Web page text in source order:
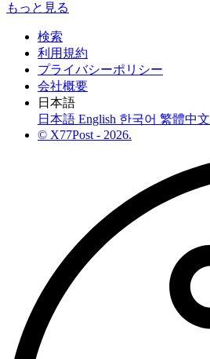
もっと見る
検索
利用規約
プライバシーポリシー
会社概要
日本語
日本語 English 한국어 繁體中文
© X77Post - 2026.